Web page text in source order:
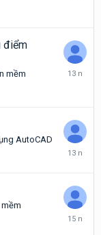
điểm
mềm
Tháng
AutoCAD
Tháng
2013
mềm
Tháng